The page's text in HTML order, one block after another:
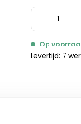
Op
Levertijd: 7